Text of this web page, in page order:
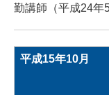
勤講師（平成24年5
平成15年10月